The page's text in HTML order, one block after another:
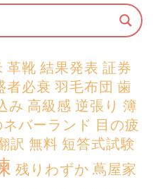
革靴 結果発表 証券
者必衰 羽毛布団 歯
み 高級感 逆張り 簿
バーランド 目の疲
訳 無料 短答式試験
残りわずか 蔦屋家